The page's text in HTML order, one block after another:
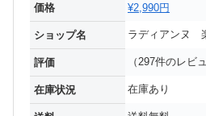
価格 ¥2,990円
ショップ名 ラディアンヌ
評価 （297件のレビ
在庫状況 在庫あり